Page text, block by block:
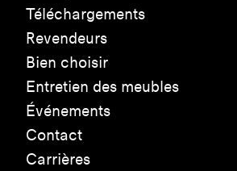
Téléchargements
Revendeurs
Bien choisir
Entretien des meubles
Événements
Contact
Carrières